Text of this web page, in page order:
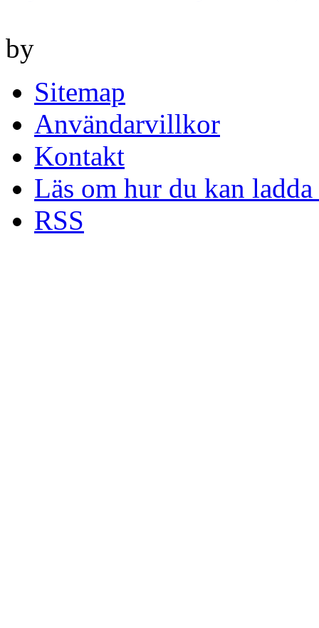
by
Sitemap
Användarvillkor
Kontakt
Läs om hur du kan
RSS